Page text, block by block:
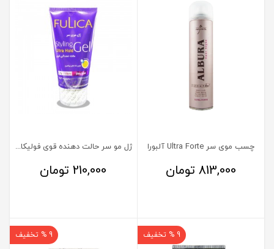
چسب موی سر Ultra Forte آلبورا
813,000 تومان
ژل مو سر حالت دهنده قوی فولیکا اولترا هولد
210,000تومان
9 % تخفیف 9 % تخفیف